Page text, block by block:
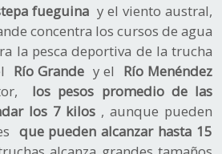
fueguina y el viento austral,
concentra los cursos de agua
la pesca deportiva de la trucha
Río Grandey el Río Menéndez
los pesos promedio de las
los 7 kilos , aunque pueden
que pueden alcanzar hasta 15